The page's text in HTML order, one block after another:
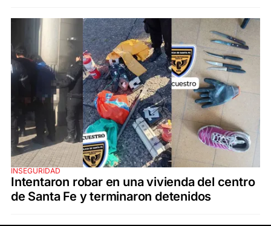
INSEGURIDAD
Intentaron robar en una vivienda del centro
de Santa Fe y terminaron detenidos